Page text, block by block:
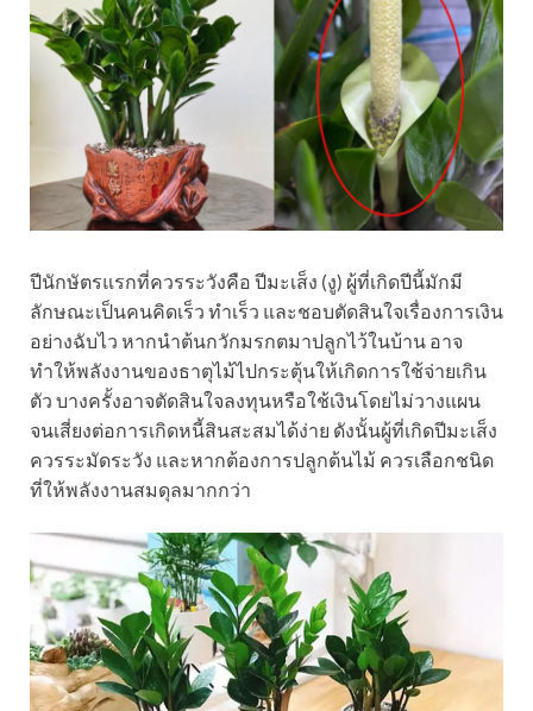
ปีนักษัตรแรกที่ควรระวังคือ ปีมะเส็ง (งู) ผู้ที่เกิดปีนี้มักมี
ลักษณะเป็นคนคิดเร็ว ทำเร็ว และชอบตัดสินใจเรื่องการเงิน
อย่างฉับไว หากนำต้นกวักมรกตมาปลูกไว้ในบ้าน อาจ
ทำให้พลังงานของธาตุไม้ไปกระตุ้นให้เกิดการใช้จ่ายเกิน
ตัว บางครั้งอาจตัดสินใจลงทุนหรือใช้เงินโดยไม่วางแผน
จนเสี่ยงต่อการเกิดหนี้สินสะสมได้ง่าย ดังนั้นผู้ที่เกิดปีมะเส็ง
ควรระมัดระวัง และหากต้องการปลูกต้นไม้ ควรเลือกชนิด
ที่ให้พลังงานสมดุลมากกว่า